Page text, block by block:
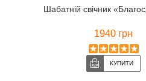
Шабатній свічник
1940 грн